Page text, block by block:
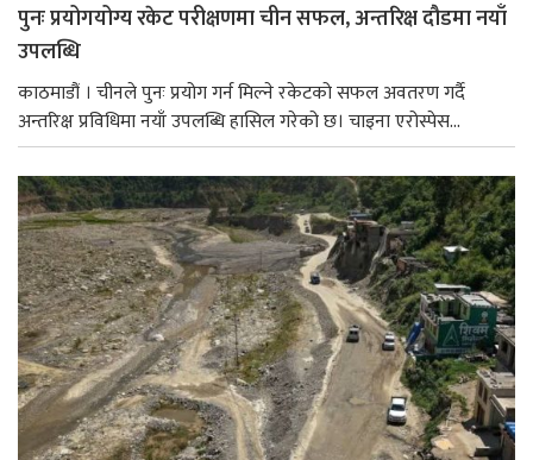
पुनः प्रयोगयोग्य रकेट परीक्षणमा चीन सफल, अन्तरिक्ष दौडमा नयाँ
उपलब्धि
काठमाडौं । चीनले पुनः प्रयोग गर्न मिल्ने रकेटको सफल अवतरण गर्दै
अन्तरिक्ष प्रविधिमा नयाँ उपलब्धि हासिल गरेको छ। चाइना एरोस्पेस...